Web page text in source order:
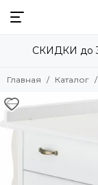
Смотреть все
Стеллажи
Тумбы
СКИДКИ до
Главная Каталог